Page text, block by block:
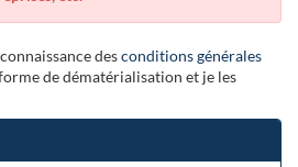
desconditions générales
de dématérialisation et je les